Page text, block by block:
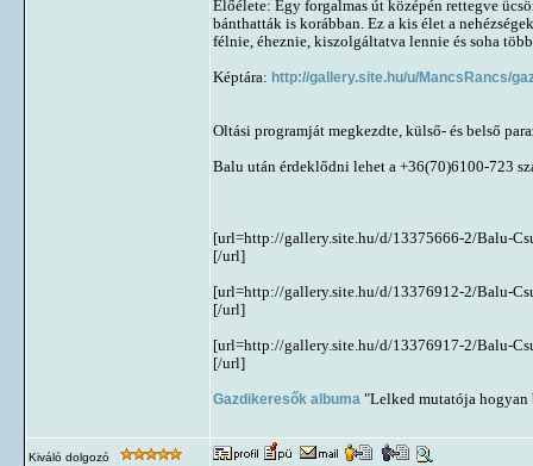
Előélete: Egy forgalmas út középén rettegve
bánthatták is korábban. Ez a kis élet a
félnie, éheznie, kiszolgáltatva lennie és soha
Képtára: http://gallery.site.hu/u/MancsRancs/
Oltási programját megkezdte, külső- és belső
Balu után érdeklődni lehet a +36(70)6100-723
[url=http://gallery.site.hu/d/13375666-2/Balu-
[/url]
[url=http://gallery.site.hu/d/13376912-2/Balu-
[/url]
[url=http://gallery.site.hu/d/13376917-2/Balu-
[/url]
Gazdikeresők albuma "Lelked mutatója
Kiváló dolgozó